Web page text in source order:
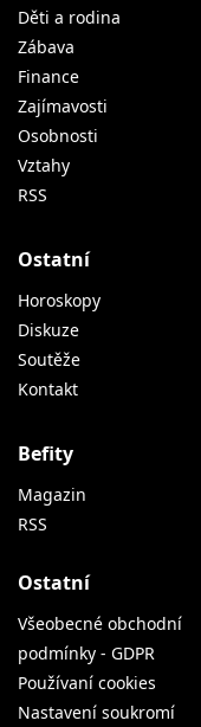
Děti a rodina
Zábava
Finance
Zajímavosti
Osobnosti
Vztahy
RSS
Ostatní
Horoskopy
Diskuze
Soutěže
Kontakt
Befity
Magazin
RSS
Ostatní
Všeobecné obchodní
podmínky - GDPR
Používaní cookies
Nastavení soukromí